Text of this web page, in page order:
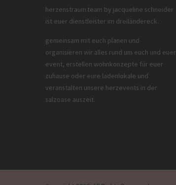
herzenstraum.team by jacqueline schneider
ist euer dienstleister im dreiländereck.
gemeinsam mit euch planen und
organisieren wir alles rund um euch und euer
event, erstellen wohnkonzepte für euer
zuhause oder eure ladenlokale und
veranstalten unsere herzevents in der
salzoase auszeit.